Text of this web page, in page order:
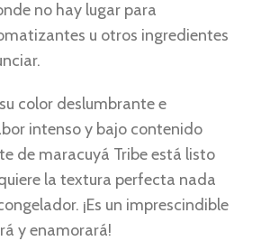
no hay lugar para
u otros ingredientes
color deslumbrante e
intenso y bajo contenido
de maracuyá Tribe está listo
la textura perfecta nada
¡Es un imprescindible
y enamorará!